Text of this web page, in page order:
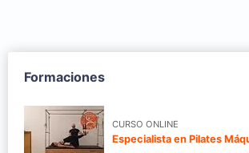
Formaciones
CURSO ONLINE
Especialista en Pilates